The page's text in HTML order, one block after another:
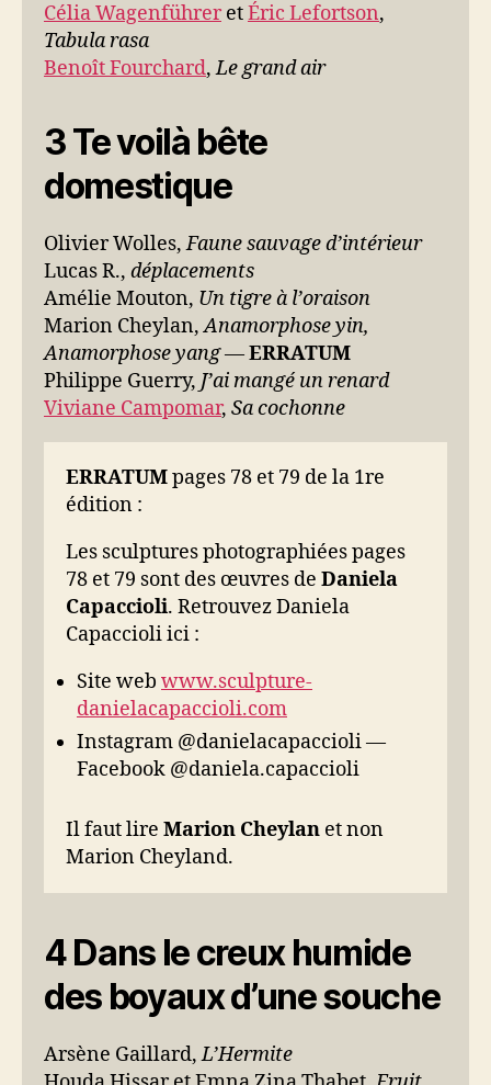
Célia Wagenführer etÉric Lefortson,
Tabula rasa
Benoît Fourchard,Le grand air
3 Te voilà bête
domestique
Olivier Wolles,Faune sauvage d’intérieur
Lucas R., déplacements
Amélie Mouton, Un tigre à l’oraison
Marion Cheylan,Anamorphose yin,
Anamorphose yang—ERRATUM
Philippe Guerry, J’ai mangé un renard
Viviane Campomar, Sa cochonne
ERRATUMpages 78 et 79 de la 1re
édition :
Les sculptures photographiées pages
78 et 79 sont des œuvres de Daniela
Capaccioli. Retrouvez Daniela
Capaccioli ici :
Site web www.sculpture-
danielacapaccioli.com
Instagram @danielacapaccioli —
Facebook @daniela.capaccioli
Il faut lire Marion Cheylan et non
Marion Cheyland.
4 Dans le creux humide
des boyaux d’une souche
Arsène Gaillard,L’Hermite